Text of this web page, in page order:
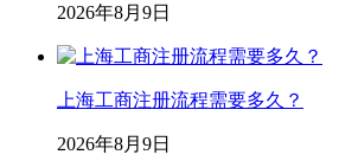
2026年8月9日
上海工商注册流程需要多久？
2026年8月9日